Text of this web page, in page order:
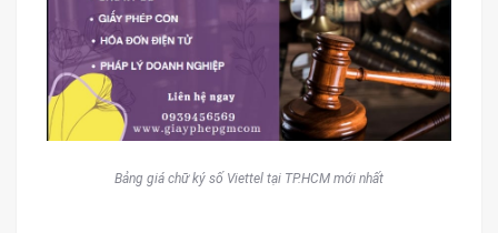
Bảng giá chữ ký số Viettel tại TP.HCM mới nhất